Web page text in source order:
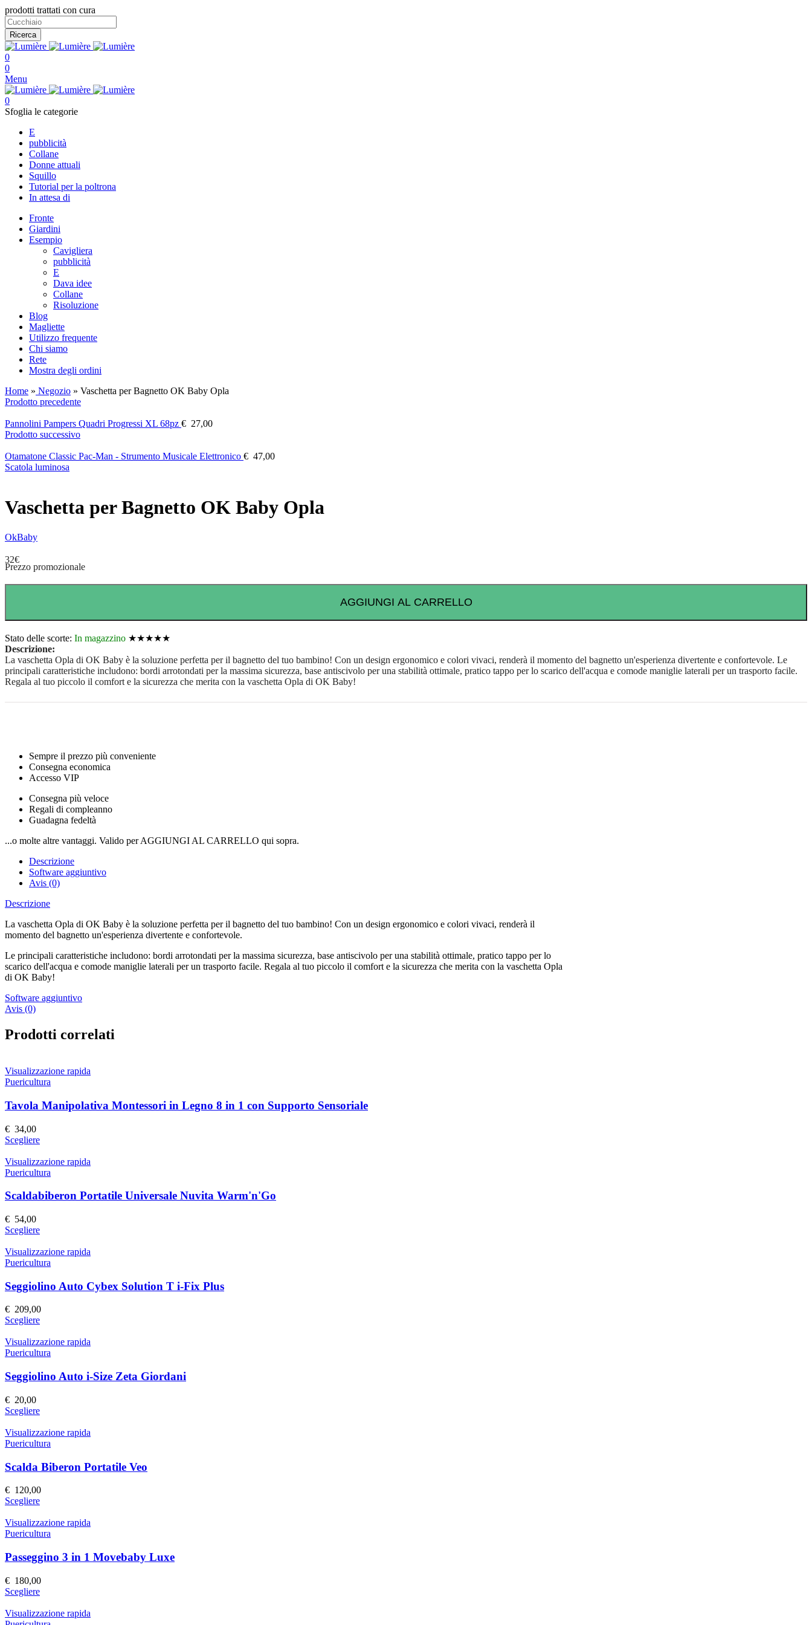
prodotti trattati con cura
Ricerca
0
0
Menu
0
Sfoglia le categorie
E
pubblicità
Collane
Donne attuali
Squillo
Tutorial per la poltrona
In attesa di
Fronte
Giardini
Esempio
Cavigliera
pubblicità
E
Dava idee
Collane
Risoluzione
Blog
Magliette
Utilizzo frequente
Chi siamo
Rete
Mostra degli ordini
Home » Negozio » Vaschetta per Bagnetto OK Baby Opla
Prodotto precedente
Pannolini Pampers Quadri Progressi XL 68pz € 27,00
Prodotto successivo
Otamatone Classic Pac-Man - Strumento Musicale Elettronico € 47,00
Scatola luminosa
Vaschetta per Bagnetto OK Baby Opla
OkBaby
32€
Prezzo promozionale
AGGIUNGI AL CARRELLO
Stato delle scorte: In magazzino ★★★★★
Descrizione:
La vaschetta Opla di OK Baby è la soluzione perfetta per il bagnetto del tuo bambino! Con un design ergonomico e colori vivaci, renderà il momento del bagnetto un'esperienza divertente e confortevole. Le
principali caratteristiche includono: bordi arrotondati per la massima sicurezza, base antiscivolo per una stabilità ottimale, pratico tappo per lo scarico dell'acqua e comode maniglie laterali per un trasporto facile.
Regala al tuo piccolo il comfort e la sicurezza che merita con la vaschetta Opla di OK Baby!
Sempre il prezzo più conveniente
Consegna economica
Accesso VIP
Consegna più veloce
Regali di compleanno
Guadagna fedeltà
...o molte altre vantaggi. Valido per AGGIUNGI AL CARRELLO qui sopra.
Descrizione
Software aggiuntivo
Avis (0)
Descrizione
La vaschetta Opla di OK Baby è la soluzione perfetta per il bagnetto del tuo bambino! Con un design ergonomico e colori vivaci, renderà il
momento del bagnetto un'esperienza divertente e confortevole.
Le principali caratteristiche includono: bordi arrotondati per la massima sicurezza, base antiscivolo per una stabilità ottimale, pratico tappo per lo
scarico dell'acqua e comode maniglie laterali per un trasporto facile. Regala al tuo piccolo il comfort e la sicurezza che merita con la vaschetta Opla
di OK Baby!
Software aggiuntivo
Avis (0)
Prodotti correlati
Visualizzazione rapida
Puericultura
Tavola Manipolativa Montessori in Legno 8 in 1 con Supporto Sensoriale
€ 34,00
ScegliereQuesto
ha
più
Le
scelte
nella
pagina
del
prodotto
Visualizzazione rapida
Puericultura
Scaldabiberon Portatile Universale Nuvita Warm'n'Go
€ 54,00
ScegliereQuesto
ha
più
Le
opzioni
possono
scelte
nella
pagina
del
prodotto
Visualizzazione rapida
Puericultura
Seggiolino Auto Cybex Solution T i-Fix Plus
€ 209,00
ScegliereQuesto
ha
più
Le
opzioni
scelte
nella
pagina
del
prodotto
Visualizzazione rapida
Puericultura
Seggiolino Auto i-Size Zeta Giordani
€ 20,00
ScegliereQuesto
ha
più
Le
opzioni
possono
scelte
nella
pagina
del
prodotto
Visualizzazione rapida
Puericultura
Scalda Biberon Portatile Veo
€ 120,00
ScegliereQuesto
ha
più
Le
opzioni
possono
essere
scelte
nella
pagina
Visualizzazione rapida
Puericultura
Passeggino 3 in 1 Movebaby Luxe
€ 180,00
ScegliereQuesto
ha
Visualizzazione rapida